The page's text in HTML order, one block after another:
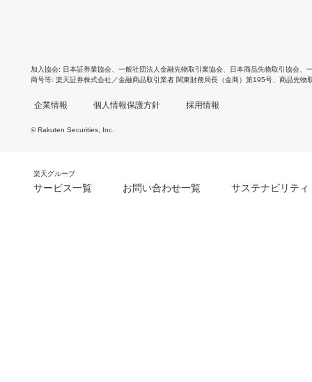
加入協会 日本証券業協会 一般社団法人金融先物取引業協会 日本商品先物取引協会
商号等 楽天証券株式会社／金融商品取引業者 関東財務局長（金商）第195号、商品先物
企業情報 個人情報保護方針 採用情報
© Rakuten Securities, Inc.
楽天グループ
サービス一覧 お問い合わせ一覧 サステナビリティ